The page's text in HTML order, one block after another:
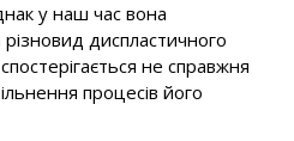
у наш час вона
диспластичного
не справжня
процесів його